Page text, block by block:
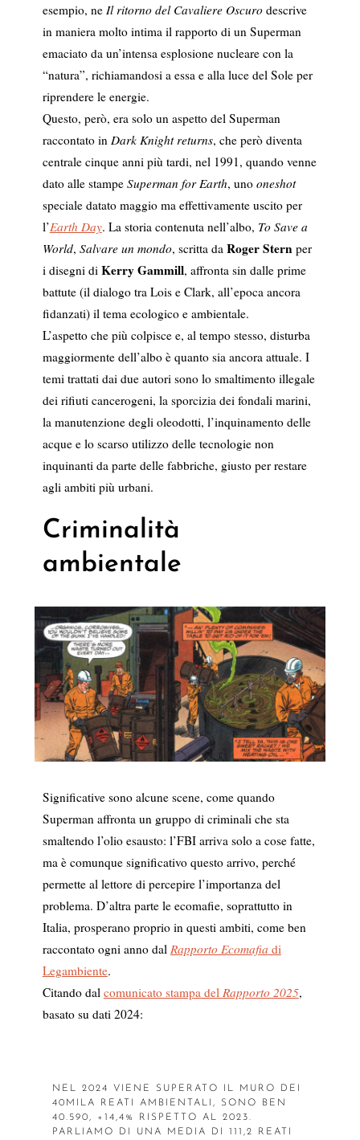
esempio, ne Il ritorno del Cavaliere Oscurodescrive
in maniera molto intima il rapporto di un Superman
emaciato da un’intensa esplosione nucleare con la
“natura”, richiamandosi a essa e alla luce del Sole per
riprendere le energie.
Questo, però, era solo un aspetto del Superman
raccontato in Dark Knight returns, che però diventa
centrale cinque anni più tardi, nel 1991, quando venne
dato alle stampe Superman for Earth, uno oneshot
speciale datato maggio ma effettivamente uscito per
l’Earth Day. La storia contenuta nell’albo, To Save a
World, Salvare un mondo, scritta da Roger Stern per
i disegni di Kerry Gammill, affronta sin dalle prime
battute (il dialogo tra Lois e Clark, all’epoca ancora
fidanzati) il tema ecologico e ambientale.
L’aspetto che più colpisce e, al tempo stesso, disturba
maggiormente dell’albo è quanto sia ancora attuale. I
temi trattati dai due autori sono lo smaltimento illegale
dei rifiuti cancerogeni, la sporcizia dei fondali marini,
la manutenzione degli oleodotti, l’inquinamento delle
acque e lo scarso utilizzo delle tecnologie non
inquinanti da parte delle fabbriche, giusto per restare
agli ambiti più urbani.
Criminalità
ambientale
Significative sono alcune scene, come quando
Superman affronta un gruppo di criminali che sta
smaltendo l’olio esausto: l’FBI arriva solo a cose fatte,
ma è comunque significativo questo arrivo, perché
permette al lettore di percepire l’importanza del
problema. D’altra parte le ecomafie, soprattutto in
Italia, prosperano proprio in questi ambiti, come ben
raccontato ogni anno dal Rapporto Ecomafia di
Legambiente.
Citando dal comunicato stampa del Rapporto 2025,
basato su dati 2024:
NEL 2024 VIENE SUPERATO IL MURO DEI
40MILA REATI AMBIENTALI, SONO BEN
40.590, +14,4% RISPETTO AL 2023.
PARLIAMO DI UNA MEDIA DI 111,2 REATI